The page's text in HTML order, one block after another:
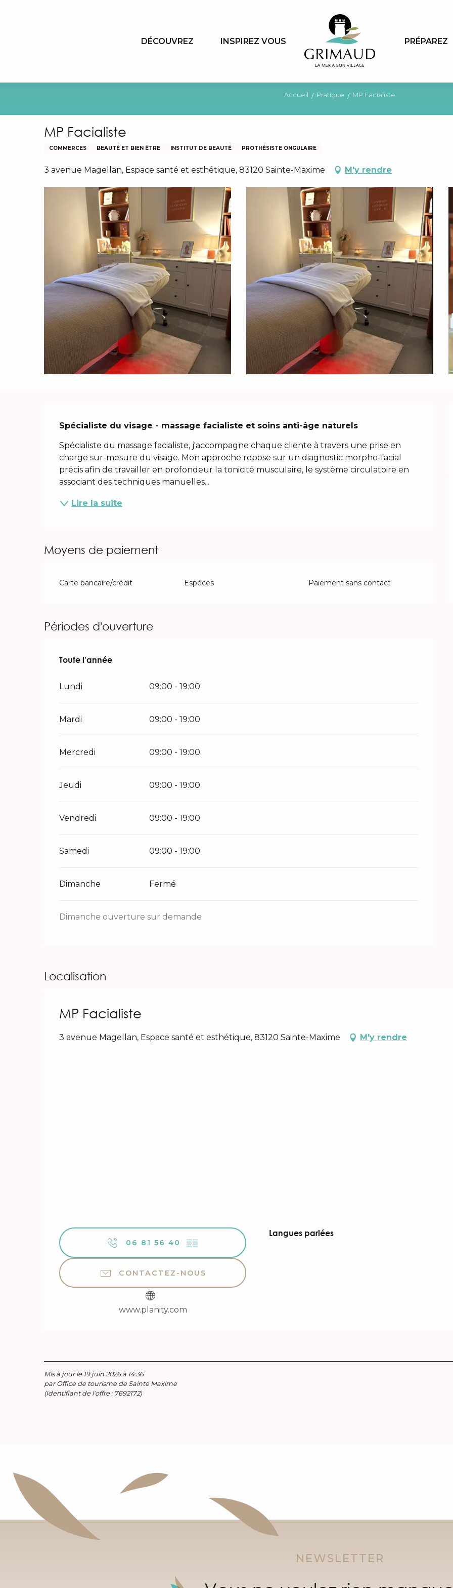
DÉCOUVREZ INSPIREZ VOUS PRÉPAREZ
Accueil Pratique MP Facialiste
MP Facialiste
COMMERCES BEAUTÉ ET BIEN ÊTRE INSTITUT DE BEAUTÉ PROTHÉSISTE ONGULAIRE
3 avenue Magellan, Espace santé et esthétique, 83120 Sainte-Maxime M'y rendre
Description
Spécialiste du visage - massage facialiste et soins anti-âge naturels
Spécialiste du massage facialiste, j'accompagne chaque cliente à travers une prise en
charge sur-mesure du visage. Mon approche repose sur un diagnostic morpho-facial
précis afin de travailler en profondeur la tonicité musculaire, le système circulatoire en
associant des techniques manuelles...
Lire la suite
Moyens de paiement
Carte bancaire/crédit Espèces Paiement sans contact
Périodes d'ouverture
Toute l'année
Toute l'année
Lundi 09:00 - 19:00
Mardi 09:00 - 19:00
Mercredi 09:00 - 19:00
Jeudi 09:00 - 19:00
Vendredi 09:00 - 19:00
Samedi 09:00 - 19:00
Dimanche Fermé
Dimanche ouverture sur demande
Localisation
MP Facialiste
3 avenue Magellan, Espace santé et esthétique, 83120 Sainte-Maxime M'y rendre
06 81 56 40 ▒▒
CONTACTEZ-NOUS
www.planity.com
Langues parlées
Langues parlées
Mis à jour le 19 juin 2026 à 14:36
par Office de tourisme de Sainte Maxime
(Identifiant de l'offre : 7692172)
NEWSLETTER